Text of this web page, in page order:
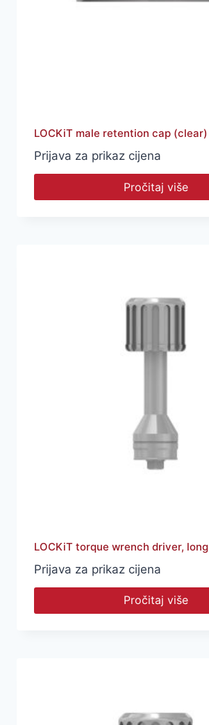
LOCKiT male retention cap (clear)
Prijava za prikaz cijena
Pročitaj više
LOCKiT torque wrench driver, long
Prijava za prikaz cijena
Pročitaj više